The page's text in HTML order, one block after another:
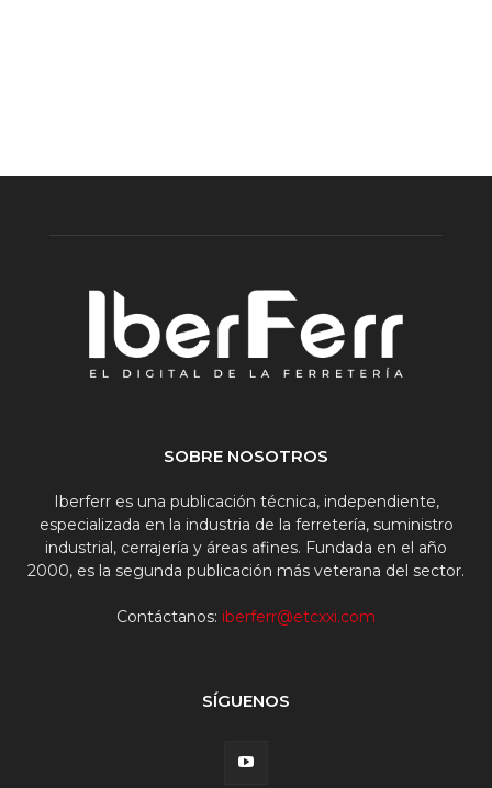
SOBRE NOSOTROS
Iberferr es una publicación técnica, independiente,
especializada en la industria de la ferretería, suministro
industrial, cerrajería y áreas afines. Fundada en el año
2000, es la segunda publicación más veterana del sector.
Contáctanos: iberferr@etcxxi.com
SÍGUENOS